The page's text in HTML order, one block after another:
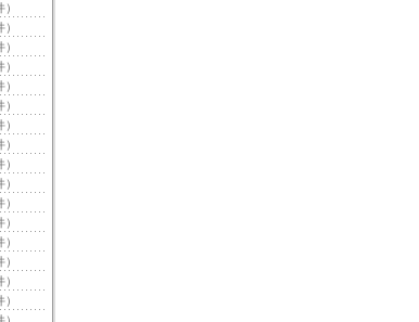
）
）
）
）
）
）
）
）
）
）
）
）
）
）
）
）